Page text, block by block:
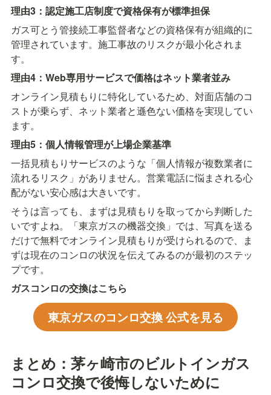
理由3：認定施工店制度で資格保有が標準担保
ガス可とう管接続工事監督者などの資格保有が組織的に
管理されています。施工事故のリスクが最小化されま
す。
理由4：Web専用サービスで価格はネット業者並み
オンライン見積もりに特化しているため、対面店舗のコ
ストが乗らず、ネット業者と遜色ない価格を実現してい
ます。
理由5：個人情報管理が上場企業基準
一括見積もりサービスのような「個人情報が複数業者に
流れるリスク」がありません。営業電話に悩まされる心
配がない安心感は大きいです。
そうは言っても、まずは見積もりを取ってから判断した
いですよね。「東京ガスの機器交換」では、写真を送る
だけで無料でオンライン見積もりが受けられるので、ま
ずは現在のコンロの状況を伝えてみるのが最初のステッ
プです。
ガスコンロの交換はこちら
東京ガスのコンロ交換 公式を見る
まとめ：茅ヶ崎市のビルトインガス
コンロ交換で後悔しないために